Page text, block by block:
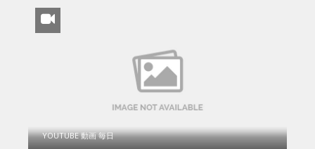
YOUTUBE 動画 毎日